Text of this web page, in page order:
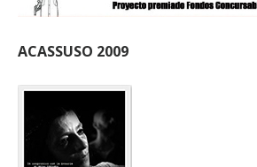
ACASSUSO 2009